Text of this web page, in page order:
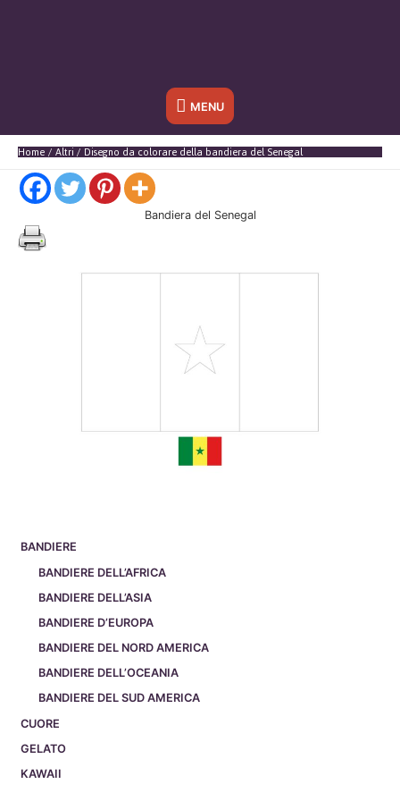
Sotto
l'header
MENU
Home Altri Disegno da colorare della bandiera del Senegal
BANDIERE
BANDIERE DELL’AFRICA
BANDIERE DELL’ASIA
BANDIERE D’EUROPA
BANDIERE DEL NORD AMERICA
BANDIERE DELL’OCEANIA
BANDIERE DEL SUD AMERICA
CUORE
GELATO
KAWAII
Bandiera del Senegal